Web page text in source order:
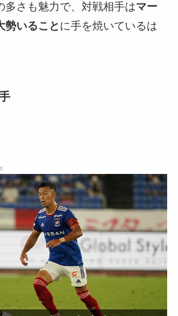
多さも魅力で、対戦相手はマー
勢いること に手を焼いているは